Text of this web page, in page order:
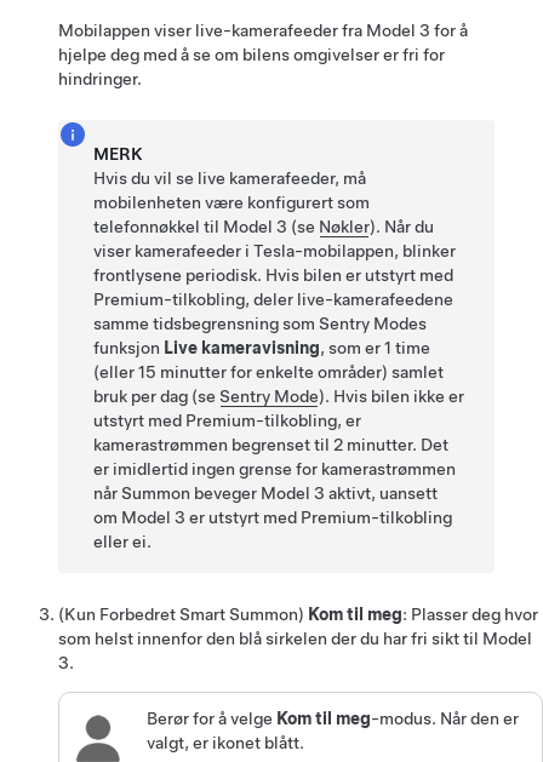
Mobilappen viser live-kamerafeeder fra Model 3 for å
hjelpe deg med å se om bilens omgivelser er fri for
hindringer.
MERK
Hvis du vil se live kamerafeeder, må
mobilenheten være konfigurert som
telefonnøkkel til Model 3 (se Nøkler). Når du
viser kamerafeeder i Tesla-mobilappen, blinker
frontlysene periodisk. Hvis bilen er utstyrt med
Premium-tilkobling, deler live-kamerafeedene
samme tidsbegrensning som Sentry Modes
funksjon Live kameravisning, som er 1 time
(eller 15 minutter for enkelte områder) samlet
bruk per dag (seSentry Mode). Hvis bilen ikke er
utstyrt med Premium-tilkobling, er
kamerastrømmen begrenset til 2 minutter. Det
er imidlertid ingen grense for kamerastrømmen
nårSummon beveger Model 3 aktivt, uansett
om Model 3 er utstyrt med Premium-tilkobling
eller ei.
(Kun Forbedret Smart Summon) Kom til meg: Plasser deg hvor
som helst innenfor den blå sirkelen der du har fri sikt til Model
3.
Berør for å velge Kom til meg-modus. Når den er
valgt, er ikonet blått.